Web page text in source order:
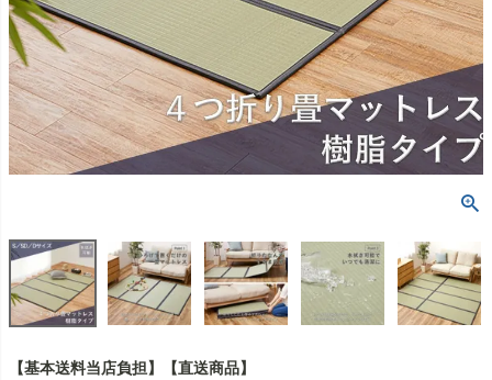
【基本送料当店負担】【直送商品】